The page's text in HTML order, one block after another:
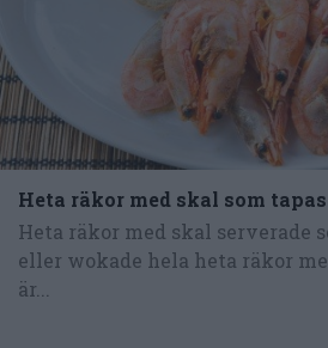
Heta räkor med skal som tapas
Heta räkor med skal serverade
eller wokade hela heta räkor
är...